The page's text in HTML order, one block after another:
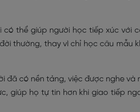
có thể giúp người học tiếp xúc với
thường, thay vì chỉ học câu mẫu
đã có nền tảng, việc được nghe và
giúp họ tự tin hơn khi giao tiếp